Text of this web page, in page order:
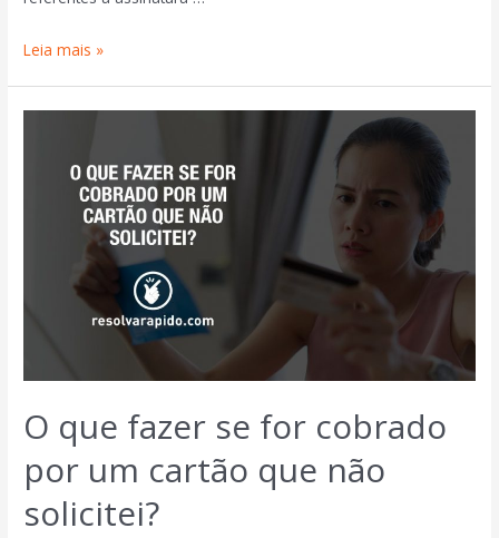
Leia mais »
O que fazer se for cobrado
por um cartão que não
solicitei?